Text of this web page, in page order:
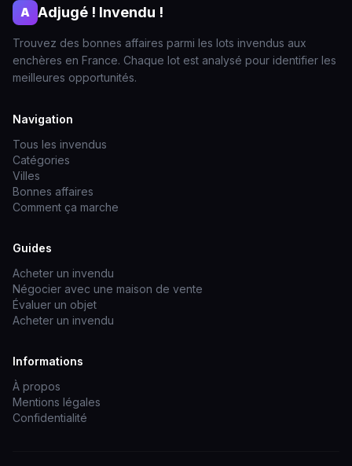
A Adjugé ! Invendu !
Trouvez des bonnes affaires parmi les lots invendus aux
enchères en France. Chaque lot est analysé pour identifier les
meilleures opportunités.
Navigation
Tous les invendus
Catégories
Villes
Bonnes affaires
Comment ça marche
Guides
Acheter un invendu
Négocier avec une maison de vente
Évaluer un objet
Acheter un invendu
Informations
À propos
Mentions légales
Confidentialité